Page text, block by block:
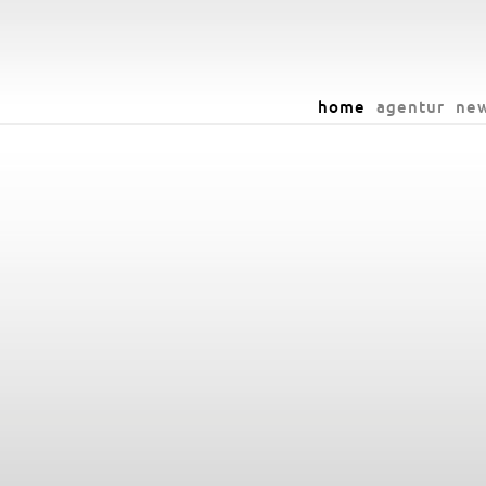
home agentur